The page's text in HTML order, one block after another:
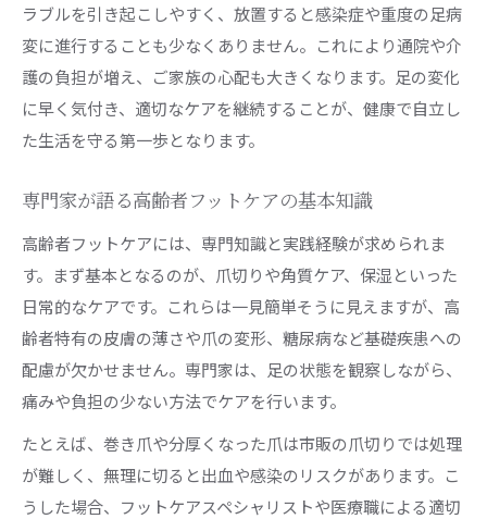
地域で安心できる高齢者フットケアサービス
病院で受けられる高齢者足の爪切りの特徴
高齢者フットケアスペシャリストと地域連携の
利点
高齢者フットケアで転倒リスクを未然に防ぐ方
足の爪切りとフットケアが転倒予防につながる
理由
高齢者の歩行安定に欠かせないフットケアの進
め方
フットケア外来で知る転倒予防の具体策
家族と共に取り組む高齢者足の健康管理
家族ができる高齢者フットケアのサポート方法
ラブルを引き起こしやすく、放置すると感染症や重度の足病
変に進行することも少なくありません。これにより通院や介
護の負担が増え、ご家族の心配も大きくなります。足の変化
に早く気付き、適切なケアを継続することが、健康で自立し
た生活を守る第一歩となります。
専門家が語る高齢者フットケアの基本知識
高齢者フットケアには、専門知識と実践経験が求められま
す。まず基本となるのが、爪切りや角質ケア、保湿といった
日常的なケアです。これらは一見簡単そうに見えますが、高
齢者特有の皮膚の薄さや爪の変形、糖尿病など基礎疾患への
配慮が欠かせません。専門家は、足の状態を観察しながら、
痛みや負担の少ない方法でケアを行います。
たとえば、巻き爪や分厚くなった爪は市販の爪切りでは処理
が難しく、無理に切ると出血や感染のリスクがあります。こ
うした場合、フットケアスペシャリストや医療職による適切